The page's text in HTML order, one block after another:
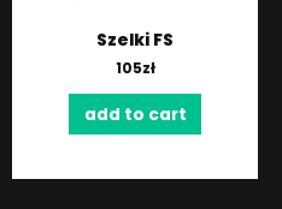
Szelki FS
105zł
add to cart